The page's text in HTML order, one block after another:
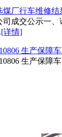
厂行车维修结
成交公示一
[详情]
生产保障
生产保